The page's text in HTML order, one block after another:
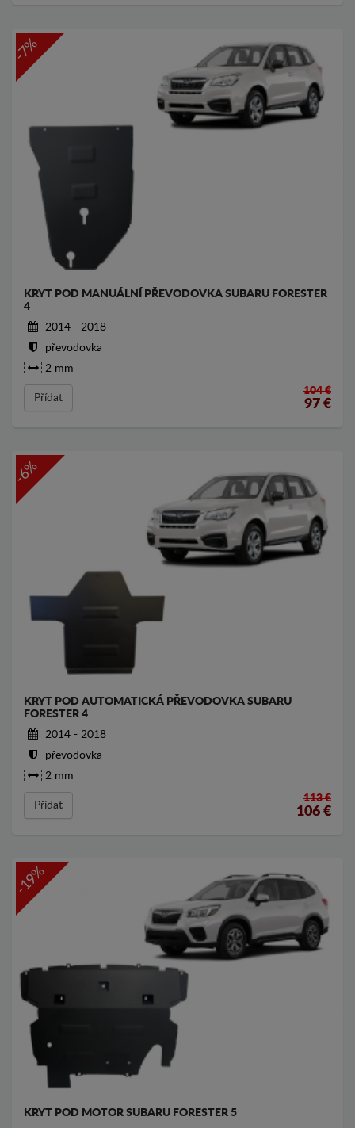
-7%
KRYT POD MANUÁLNÍ PŘEVODOVKA SUBARU FORESTER
4
2014 - 2018
převodovka
2 mm
Přídat
104 €
97 €
-6%
KRYT POD AUTOMATICKÁ PŘEVODOVKA SUBARU
FORESTER 4
2014 - 2018
převodovka
2 mm
Přídat
113 €
106 €
-19%
KRYT POD MOTOR SUBARU FORESTER 5